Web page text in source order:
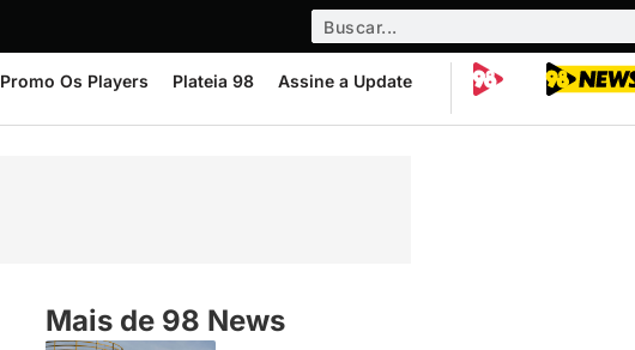
Promo Os Players Plateia 98 Assine a Update
Mais de 98 News